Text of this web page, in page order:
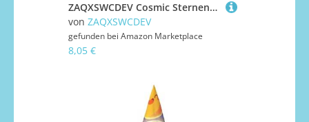
ZAQXSWCDEV Cosmic Sternenhimmel Halloween Hut - Gruseliges Party-Kostüm-Zubehör mit Volldruck-Design - Leichter faltbarer Hexenhut für Halloween, Karneval, Maskerade & Rollenspiel-Events
von ZAQXSWCDEV
gefunden bei Amazon Marketplace
8,05 €